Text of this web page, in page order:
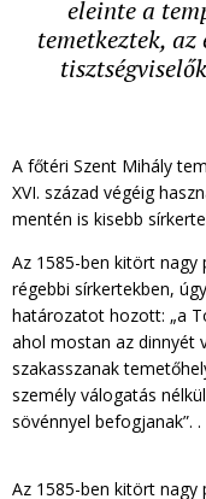
eleinte a
temetkeztek, az
A főtéri Szent Mihály
XVI. század végéig
mentén is kisebb
Az 1585-ben kitört nagy
régebbi sírkertekben,
határozatot hozott: „a
ahol mostan az dinnyét
szakasszanak
személy válogatás
sövénnyel befogjanak”. .
Az 1585-ben kitört nagy